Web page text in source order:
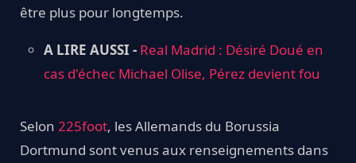
être plus pour longtemps.
A LIRE AUSSI - Real Madrid : Désiré Doué en
cas d'échec Michael Olise, Pérez devient fou
Selon 225foot, les Allemands du Borussia
Dortmund sont venus aux renseignements dans